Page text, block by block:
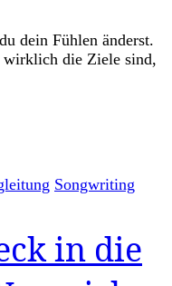
dein Fühlen änderst.
wirklich die Ziele sind,
Songwriting
in die